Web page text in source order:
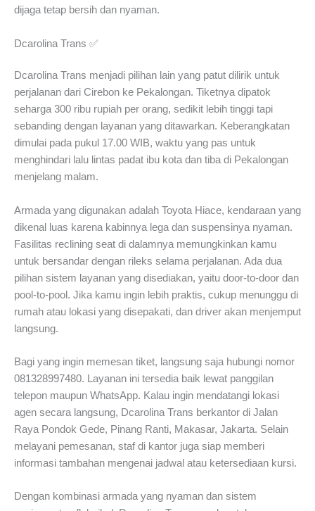
dijaga tetap bersih dan nyaman.
Dcarolina Trans ✅
Dcarolina Trans menjadi pilihan lain yang patut dilirik untuk
perjalanan dari Cirebon ke Pekalongan. Tiketnya dipatok
seharga 300 ribu rupiah per orang, sedikit lebih tinggi tapi
sebanding dengan layanan yang ditawarkan. Keberangkatan
dimulai pada pukul 17.00 WIB, waktu yang pas untuk
menghindari lalu lintas padat ibu kota dan tiba di Pekalongan
menjelang malam.
Armada yang digunakan adalah Toyota Hiace, kendaraan yang
dikenal luas karena kabinnya lega dan suspensinya nyaman.
Fasilitas reclining seat di dalamnya memungkinkan kamu
untuk bersandar dengan rileks selama perjalanan. Ada dua
pilihan sistem layanan yang disediakan, yaitu door-to-door dan
pool-to-pool. Jika kamu ingin lebih praktis, cukup menunggu di
rumah atau lokasi yang disepakati, dan driver akan menjemput
langsung.
Bagi yang ingin memesan tiket, langsung saja hubungi nomor
081328997480. Layanan ini tersedia baik lewat panggilan
telepon maupun WhatsApp. Kalau ingin mendatangi lokasi
agen secara langsung, Dcarolina Trans berkantor di Jalan
Raya Pondok Gede, Pinang Ranti, Makasar, Jakarta. Selain
melayani pemesanan, staf di kantor juga siap memberi
informasi tambahan mengenai jadwal atau ketersediaan kursi.
Dengan kombinasi armada yang nyaman dan sistem